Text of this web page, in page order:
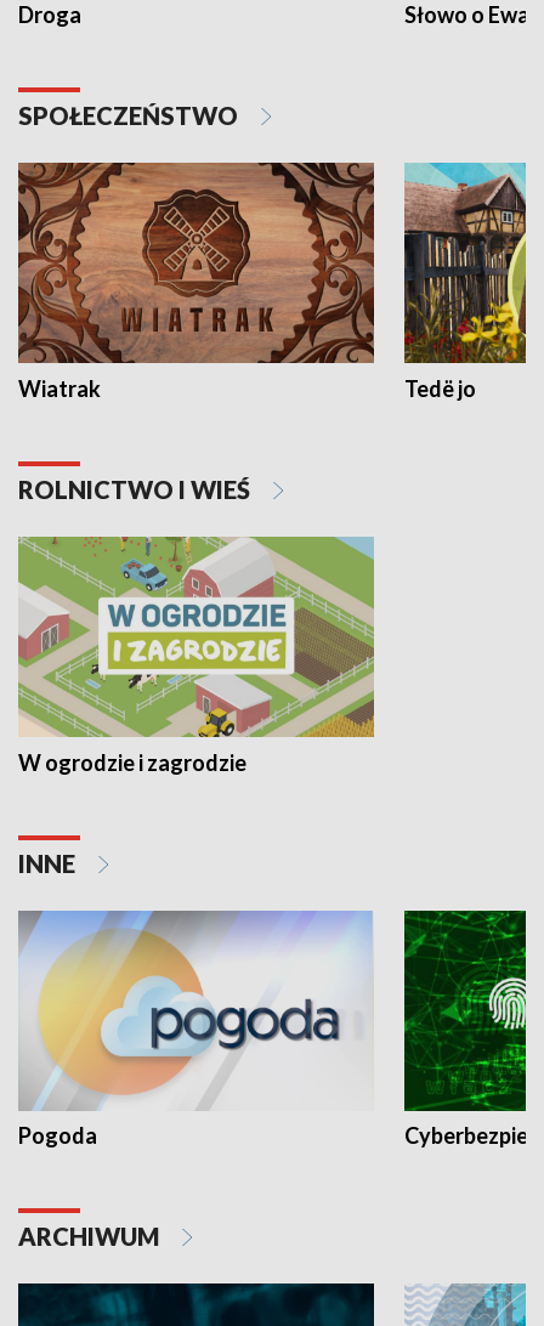
Droga Słowo o
SPOŁECZEŃSTWO
Wiatrak Tedë jo
ROLNICTWO I WIEŚ
W ogrodzie i zagrodzie
INNE
Pogoda
ARCHIWUM